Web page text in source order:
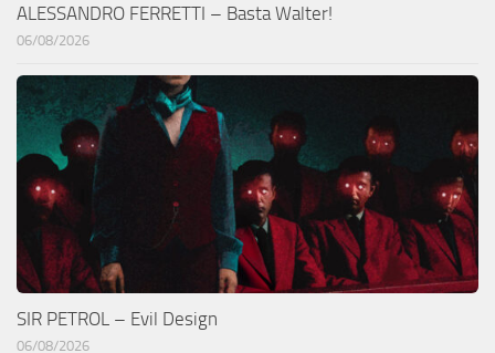
ALESSANDRO FERRETTI – Basta Walter!
06/08/2026
SIR PETROL – Evil Design
06/08/2026